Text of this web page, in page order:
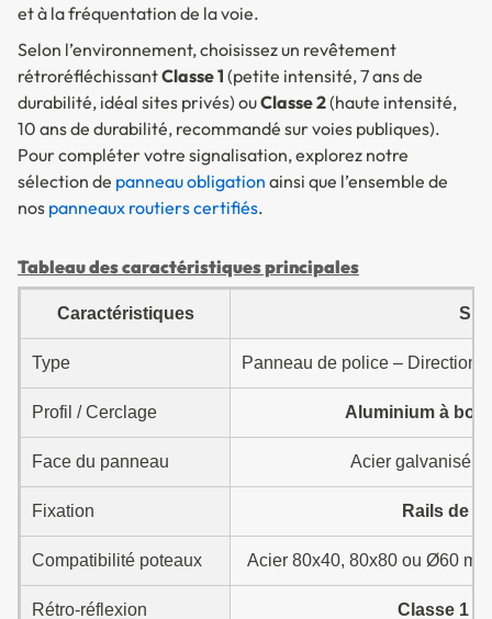
et à la fréquentation de la voie.
Selon l’environnement, choisissez un revêtement
rétroréfléchissantClasse 1 (petite intensité, 7 ans de
durabilité, idéal sites privés) ouClasse 2(haute intensité,
10 ans de durabilité, recommandé sur voies publiques).
Pour compléter votre signalisation, explorez notre
sélection de panneau obligation ainsi que l’ensemble de
nos panneaux routiers certifiés.
Tableau des caractéristiques principales
Caractéristiques
Type Panneau de police – Direction
Profil / Cerclage Aluminium à
Face du panneau Acier galvanisé +
Fixation Rails de
Compatibilité poteaux Acier 80x40, 80x80 ou Ø60
Rétro-réflexion Classe 1